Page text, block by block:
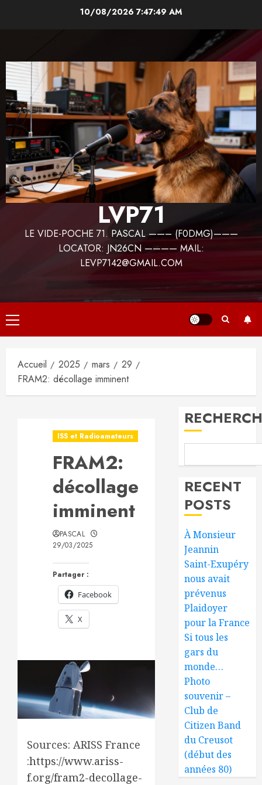
10/08/2026 7:47:50 AM
LVP71
LE VIDE-POCHE 71. PASCAL ——– (F0DMG)———
LOCATOR: JN26CN ———— MAIL:
LEVP7142@GMAIL.COM
Menu
principal
Accueil 2025 mars
29
FRAM2: décollage imminent
ISS et Radioamateurs
FRAM2:
décollage
imminent
Partager :
Facebook
X
PASCAL
29/03/2025
Sources: ARISS France
:https://www.ariss-
f.org/fram2-decollage-
RECENT
POSTS
À Monsieur
Jeannin
Saint-Exupéry
nous avait
prévenus
Plaidoyer
pour la France
Si tous les
gars du
monde…
Photo
souvenir –
Club de
Citizen Band
du Creusot
(début des
années 80)